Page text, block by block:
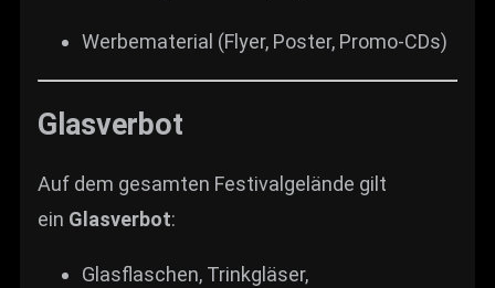
Werbematerial (Flyer, Poster, Promo-CDs)
Glasverbot
Auf dem gesamten Festivalgelände gilt
ein Glasverbot:
Glasflaschen, Trinkgläser,